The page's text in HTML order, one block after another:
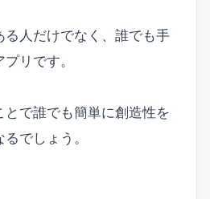
る人だけでなく、誰でも手
リです。
とで誰でも簡単に創造性を
でしょう。